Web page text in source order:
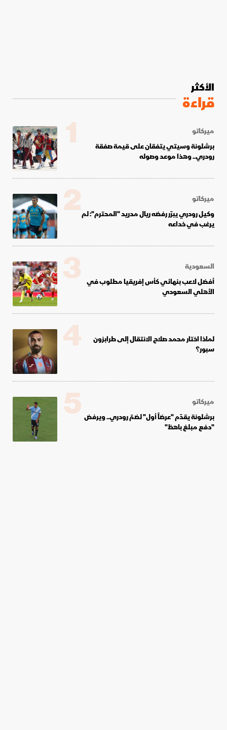
الأكثر
قراءة
ميركاتو
برشلونة وسيتي يتفقان على قيمة صفقة
رودري.. وهذا موعد وصوله
1
ميركاتو
وكيل رودري يبرّر رفضه ريال مدريد "المحترم": لم
يرغب في خداعه
2
السعودية
أفضل لاعب بنهائي كأس إفريقيا مطلوب في
الأهلي السعودي
3
لماذا اختار محمد صلاح الانتقال إلى طرابزون
سبور؟
4
ميركاتو
برشلونة يقدّم "عرضاً أول" لضمّ رودري.. ويرفض
"دفع مبلغ باهظ"
5